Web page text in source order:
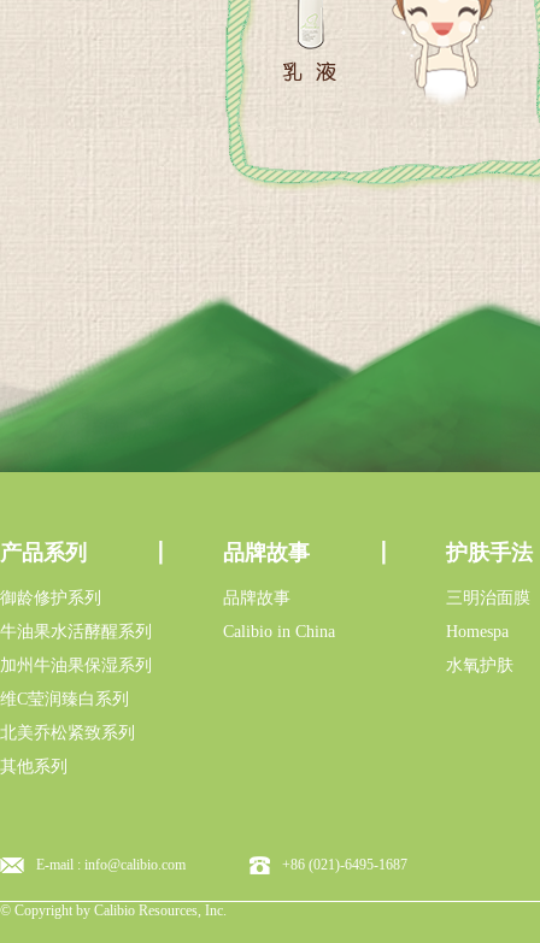
产品系列
御龄修护系列
牛油果水活酵醒系列
加州牛油果保湿系列
维C莹润臻白系列
北美乔松紧致系列
其他系列
品牌故事
品牌故事
Calibio in China
护肤手法
三明治面膜
Homespa
水氧护肤
E-mail : info@calibio.com +86 (021)-6495-1687
© Copyright by Calibio Resources, Inc.